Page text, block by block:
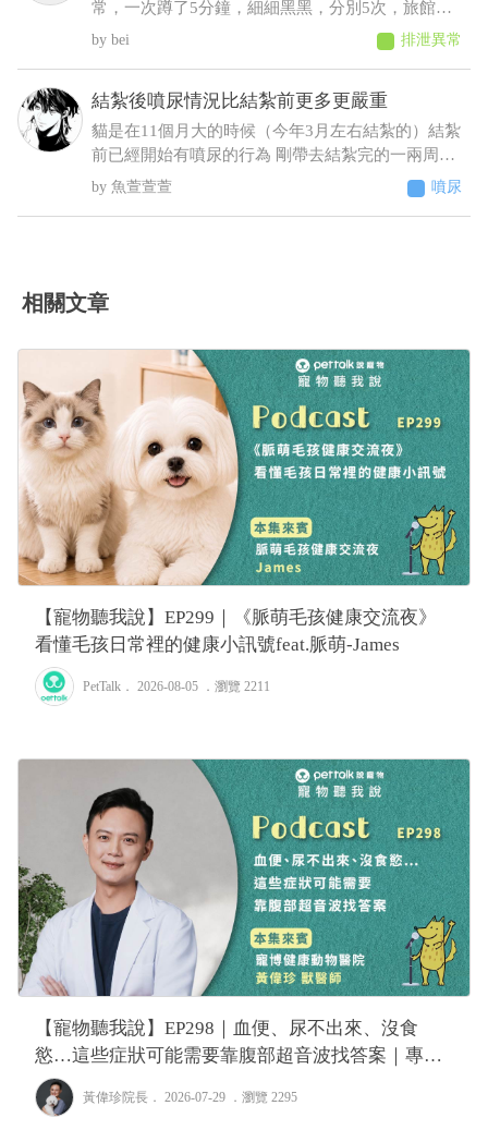
常，一次蹲了5分鐘，細細黑黑，分別5次，旅館通
報早上吐 中午接回，回來不進食，只喝水，且晚間
拉了2次黑便〔帶紅果凍型態的晶體〕 6／25 清晨
來！ 6／25下午帶去旅館指定的獸醫院看診 肛門觸
診完，醫生判斷潰瘍性結直腸炎，隨即打了制酸
劑，給了胃粘膜保護劑跟止瀉 7/2告知旅館回診血檢
期中這三項不正常BUN66/RBC9.13/ALT87，旅館改
口說不是他們的問題，沒證據足以判斷是馬陸造成
bei 排泄異常
結紮後噴尿情況比結紮前更多更嚴重
貓是在11個月大的時候（今年3月左右結紮的）結紮
前已經開始有噴尿的行為 剛帶去結紮完的一兩周基
本沒噴尿 之後的時間經常噴尿 原先只是床旁邊的牆
壁 到後來床頭櫃、衣櫃、電腦螢幕、電腦主機 連在
情況該怎麼解決 被噴到很崩潰想送養了
魚萱萱萱 噴尿
相關文章
【寵物聽我說】EP299｜《脈萌毛孩健康交流夜》
看懂毛孩日常裡的健康小訊號feat.脈萌-James
PetTalk ． 2026-08-05 ． 瀏覽 2211
【寵物聽我說】EP298｜血便、尿不出來、沒食
慾…這些症狀可能需要靠腹部超音波找答案｜專業
獸醫—黃偉珍
黃偉珍院長 ． 2026-07-29 ． 瀏覽 2295